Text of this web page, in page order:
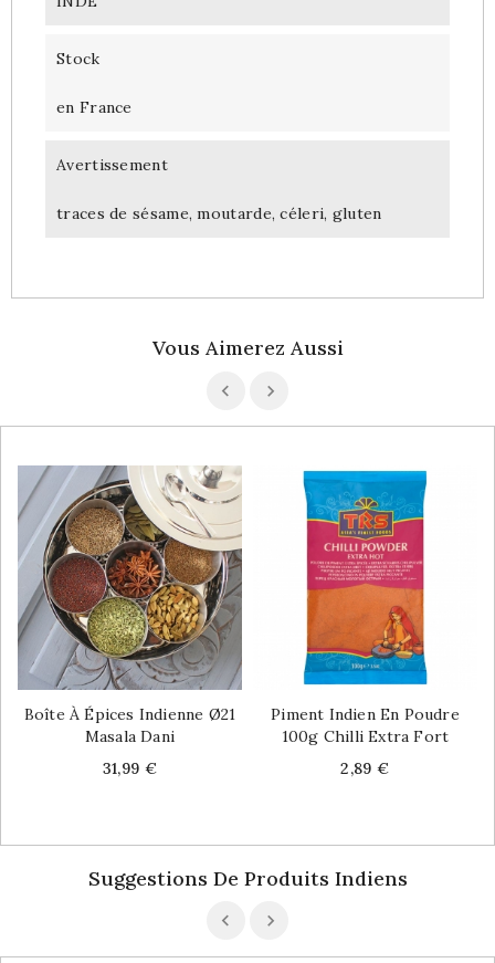
Stock
en France
Avertissement
traces de sésame, moutarde, céleri, gluten
Vous Aimerez Aussi
Boîte À Épices Indienne Ø21
Masala Dani
Price
31,99 €
Piment Indien En Poudre
100g Chilli Extra Fort
Price
2,89 €
Suggestions De Produits Indiens